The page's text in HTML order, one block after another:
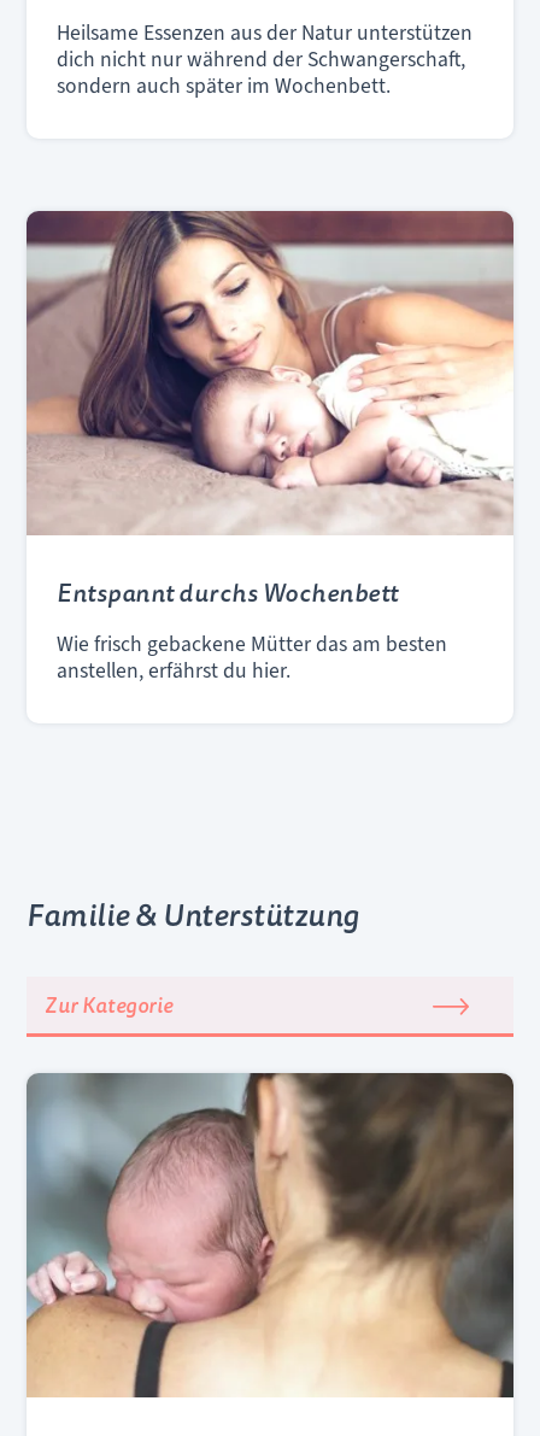
Heilsame Essenzen aus der Natur unterstützen
dich nicht nur während der Schwangerschaft,
sondern auch später im Wochenbett.
Entspannt durchs Wochenbett
Wie frisch gebackene Mütter das am besten
anstellen, erfährst du hier.
Familie & Unterstützung
Zur Kategorie